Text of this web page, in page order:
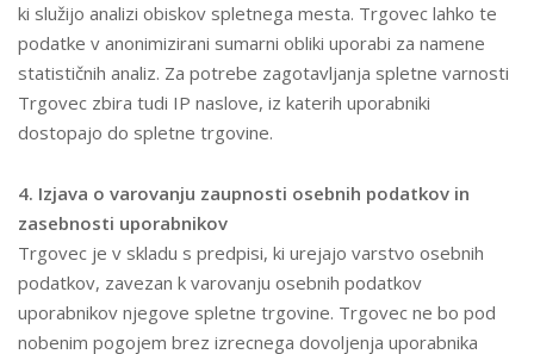
ki služijo analizi obiskov spletnega mesta. Trgovec lahko te
podatke v anonimizirani sumarni obliki uporabi za namene
statističnih analiz. Za potrebe zagotavljanja spletne varnosti
Trgovec zbira tudi IP naslove, iz katerih uporabniki
dostopajo do spletne trgovine.
4. Izjava o varovanju zaupnosti osebnih podatkov in
zasebnosti uporabnikov
Trgovec je v skladu s predpisi, ki urejajo varstvo osebnih
podatkov, zavezan k varovanju osebnih podatkov
uporabnikov njegove spletne trgovine. Trgovec ne bo pod
nobenim pogojem brez izrecnega dovoljenja uporabnika